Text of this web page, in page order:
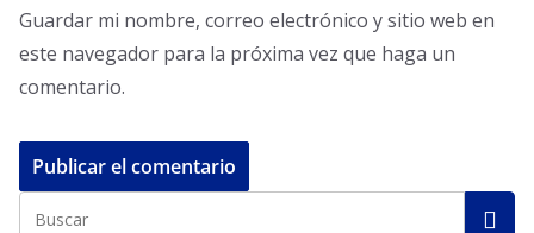
Guardar mi nombre, correo electrónico y sitio web en
este navegador para la próxima vez que haga un
comentario.